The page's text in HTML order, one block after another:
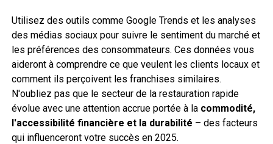
Utilisez des outils comme Google Trends et les analyses
des médias sociaux pour suivre le sentiment du marché et
les préférences des consommateurs. Ces données vous
aideront à comprendre ce que veulent les clients locaux et
comment ils perçoivent les franchises similaires.
N'oubliez pas que le secteur de la restauration rapide
évolue avec une attention accrue portée à la commodité,
l'accessibilité financière et la durabilité – des facteurs
qui influenceront votre succès en 2025.